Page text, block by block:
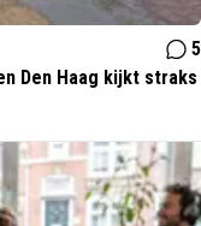
5
Den Haag kijkt straks